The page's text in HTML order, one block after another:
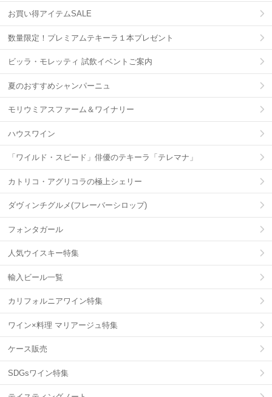
お買い得アイテムSALE
数量限定！プレミアムテキーラ１本プレゼント
ビッラ・モレッティ 試飲イベントご案内
夏のおすすめシャンパーニュ
モリウミアスファーム＆ワイナリー
ハウスワイン
「ワイルド・スピード」俳優のテキーラ「テレマナ」
カトリコ・アグリコラの極上シェリー
ダヴィンチグルメ(フレーバーシロップ)
フォンタガール
人気ウイスキー特集
輸入ビール一覧
カリフォルニアワイン特集
ワイン×料理 マリアージュ特集
ケース販売
SDGsワイン特集